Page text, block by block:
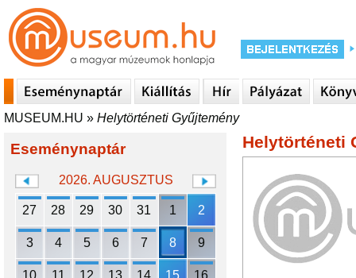
MUSEUM.HU » Helytörténeti Gyűjtemény
Eseménynaptár
2026. AUGUSZTUS
27 28 29 30 31 1 2
3 4 5 6 7 8 9
10 11 12 13 14 15 16
Helytörténeti